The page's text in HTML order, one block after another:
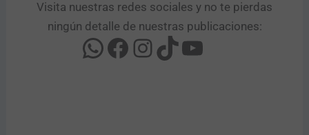
Visita nuestras redes sociales y no te pierdas
ningún detalle de nuestras publicaciones: